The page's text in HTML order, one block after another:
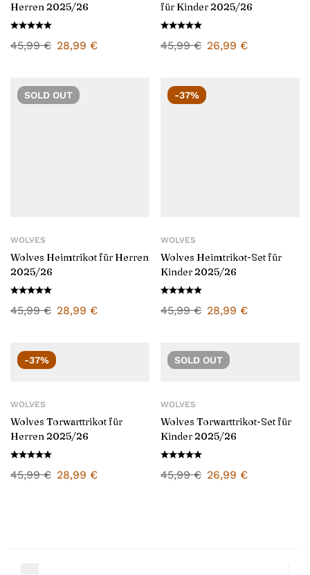
Herren 2025/26
45,99€ 28,99 €
für Kinder 2025/26
45,99€ 26,99 €
SOLD OUT
WOLVES
Wolves Heimtrikot für Herren
2025/26
45,99€ 28,99 €
-37%
WOLVES
Wolves Heimtrikot-Set für
Kinder 2025/26
45,99€ 28,99 €
-37%
WOLVES
Wolves Torwarttrikot für
Herren 2025/26
45,99€ 28,99 €
SOLD OUT
WOLVES
Wolves Torwarttrikot-Set für
Kinder 2025/26
45,99€ 26,99 €